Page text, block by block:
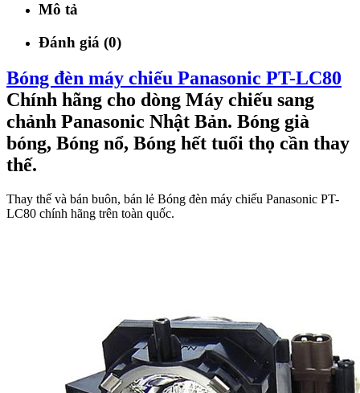
Mô tả
Đánh giá (0)
Bóng đèn máy chiếu Panasonic PT-LC80
Chính hãng cho dòng Máy chiếu sang
chảnh Panasonic Nhật Bản. Bóng già
bóng, Bóng nổ, Bóng hết tuổi thọ cần thay
thế.
Thay thế và bán buôn, bán lẻ Bóng đèn máy chiếu Panasonic PT-
LC80 chính hãng trên toàn quốc.